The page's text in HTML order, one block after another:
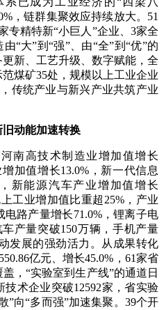
，链群集聚效应持续放大。51
专精特新“小巨人”企业、3家全
“大”到“强”、由“全”到“优”的
新、工艺升级、数字赋能，全
煤矿35处，规模以上工业企业
传统产业与新兴产业共筑产业
旧动能加速转换
南高技术制造业增加值增长
加值增长13.0%，新一代信息
新能源汽车产业增加值增长
工业增加值比重超25%，产业
路产量增长71.0%，锂离子电
产量突破150万辆，手机产量
发展的强劲活力。从成果转化
亿元、增长45.0%，61家省
，“实验室到生产线”的通道日
术企业突破12592家，省实验
”向“多而强”加速集聚。39个开